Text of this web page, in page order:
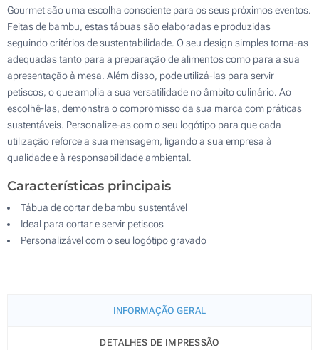
Gourmet são uma escolha consciente para os seus próximos eventos.
Feitas de bambu, estas tábuas são elaboradas e produzidas
seguindo critérios de sustentabilidade. O seu design simples torna-as
adequadas tanto para a preparação de alimentos como para a sua
apresentação à mesa. Além disso, pode utilizá-las para servir
petiscos, o que amplia a sua versatilidade no âmbito culinário. Ao
escolhê-las, demonstra o compromisso da sua marca com práticas
sustentáveis. Personalize-as com o seu logótipo para que cada
utilização reforce a sua mensagem, ligando a sua empresa à
qualidade e à responsabilidade ambiental.
Características principais
Tábua de cortar de bambu sustentável
Ideal para cortar e servir petiscos
Personalizável com o seu logótipo gravado
INFORMAÇÃO GERAL
DETALHES DE IMPRESSÃO